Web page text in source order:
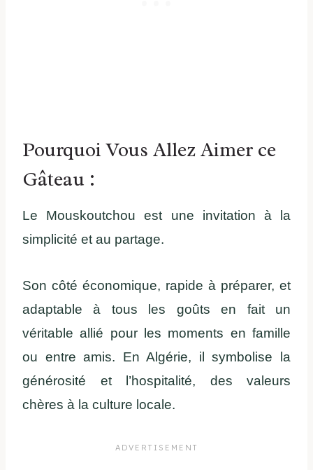
Pourquoi Vous Allez Aimer ce
Gâteau :
Le Mouskoutchou est une invitation à la
simplicité et au partage.
Son côté économique, rapide à préparer, et
adaptable à tous les goûts en fait un
véritable allié pour les moments en famille
ou entre amis. En Algérie, il symbolise la
générosité et l’hospitalité, des valeurs
chères à la culture locale.